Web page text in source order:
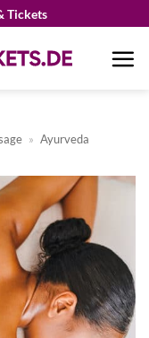
Tickets
» Ayurveda